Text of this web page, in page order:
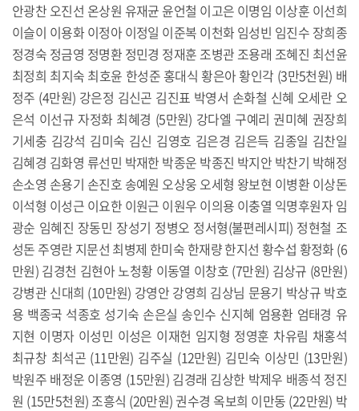
안광찬 오진선 온상원 유재균 윤언철 이고은 이명임 이상훈 이선희
이슬이 이용화 이정아 이정일 이준복 이천화 임성빈 임진수 장희종
정경숙 정금영 정명환 정민경 정재훈 조병관 조용래 조혜진 최선윤
최정희 최지숙 최호윤 한성준 홍대식 황은아 황인각 (3만5천원) 배
정주 (4만원) 강은정 김신곤 김진표 박영서 손화철 신혜 오세란 오
은석 이선규 자정화 최혜경 (5만원) 강다엘 구예리 권미혜 권장희
기세충 김강석 김미숙 김신 김영호 김은경 김은득 김종일 김찬일
김혜경 김화영 류선민 박재한 박종운 박종진 박지안 박찬기 박해정
손소영 손용기 손진호 송예원 오상웅 오세형 왕보현 이병환 이상돈
이석형 이성근 이요한 이원근 이원우 이의용 이충열 익명후원자 임
광순 임혜진 장동민 장성기 정병오 정서형(불편레시피) 정현철 조
성돈 주영란 지문선 최병제 한미숙 한재량 한지선 황수섭 황정화 (6
만원) 김경천 김현아 노청황 이동열 이창호 (7만원) 김상규 (8만원)
강병관 신대희 (10만원) 강영안 강영희 김상님 문용기 박상규 박호
용 백종국 석종호 성기숙 손은실 송인수 신지혜 엄용환 엄태경 유
지현 이명자 이성민 이성은 이재헌 임지형 정영훈 차유림 채홍석
최규창 최석곤 (11만원) 김주실 (12만원) 김민숙 이상민 (13만원)
박원주 배정운 이종영 (15만원) 김경래 김상한 박제우 배종석 정진
원 (15만5천원) 조흥식 (20만원) 권수경 옥보희 이만동 (22만원) 박